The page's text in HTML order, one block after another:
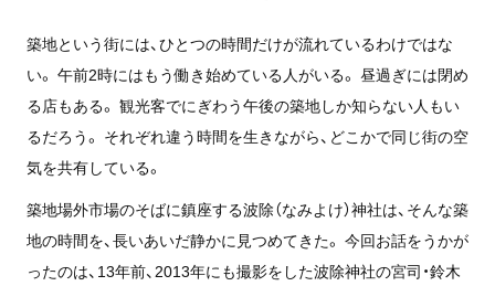
築地という街には、ひとつの時間だけが流れているわけではな
い。 午前2時にはもう働き始めている人がいる。 昼過ぎには閉め
る店もある。 観光客でにぎわう午後の築地しか知らない人もい
るだろう。 それぞれ違う時間を生きながら、どこかで同じ街の空
気を共有している。
築地場外市場のそばに鎮座する波除（なみよけ）神社は、そんな築
地の時間を、長いあいだ静かに見つめてきた。 今回お話をうかが
ったのは、13年前、2013年にも撮影をした波除神社の宮司・鈴木